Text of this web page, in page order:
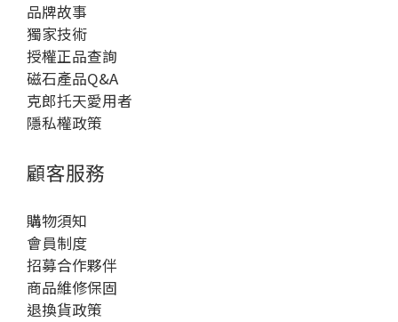
品牌故事
獨家技術
授權正品查詢
磁石產品Q&A
克郎托天愛用者
隱私權政策
顧客服務
購物須知
會員制度
招募合作夥伴
商品維修保固
退換貨政策